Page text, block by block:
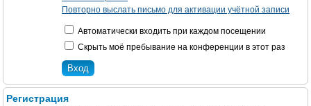
Повторно выслать письмо для активации учётной записи
Автоматически входить при каждом посещении
Скрыть моё пребывание на конференции в этот раз
Регистрация